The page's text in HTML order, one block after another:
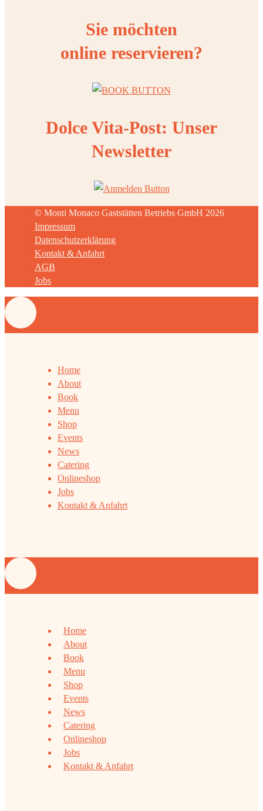
Sie möchten
online reservieren?
Dolce Vita-Post: Unser
Newsletter
© Monti Monaco Gaststätten Betriebs GmbH 2026
Impressum
Datenschutzerklärung
Kontakt & Anfahrt
AGB
Jobs
Home
About
Book
Menu
Shop
Events
News
Catering
Onlineshop
Jobs
Kontakt & Anfahrt
Home
About
Book
Menu
Shop
Events
News
Catering
Onlineshop
Jobs
Kontakt & Anfahrt